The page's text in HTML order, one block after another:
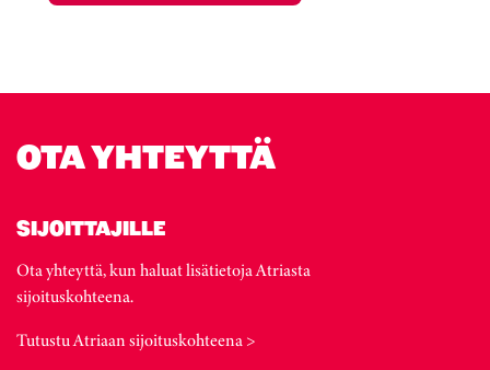
OTA YHTEYTTÄ
SIJOITTAJILLE
Ota yhteyttä, kun haluat lisätietoja Atriasta
sijoituskohteena.
Tutustu Atriaan sijoituskohteena >